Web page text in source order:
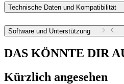
Technische Daten und Kompatibilität
Software und Unterstützung
DAS KÖNNTE DIR
Kürzlich angesehen